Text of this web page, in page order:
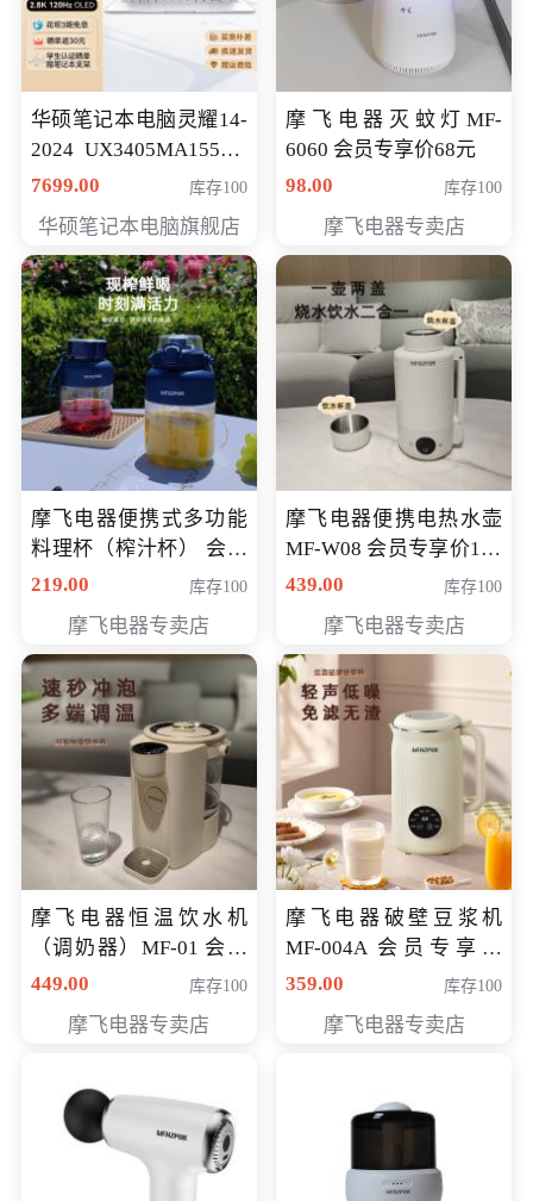
华硕笔记本电脑灵耀14-
2024 UX3405MA155夜
空蓝 oled 智慧轻薄本 会
7699.00 库存100
华硕笔记本电脑旗舰店
摩飞电器灭蚊灯MF-
6060 会员专享价68元
98.00
库存100
摩飞电器专卖店
摩飞电器便携式多功能
料理杯（榨汁杯） 会员
专享价118元
219.00 库存100
摩飞电器专卖店
摩飞电器便携电热水壶
MF-W08 会员专享价198
元
439.00 库存100
摩飞电器专卖店
摩飞电器恒温饮水机
（调奶器）MF-01 会员
专享价366元
449.00 库存100
摩飞电器专卖店
摩飞电器破壁豆浆机
MF-004A 会员专享价
168元
359.00 库存100
摩飞电器专卖店